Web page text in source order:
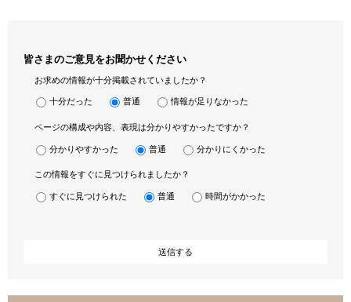
皆さまのご意見をお聞かせください
お求めの情報が十分掲載されていましたか？
十分だった 普通 情報が足りなかった
ページの構成や内容、表現は分かりやすかったですか？
分かりやすかった 普通 分かりにくかった
この情報をすぐに見つけられましたか？
すぐに見つけられた 普通 時間がかかった